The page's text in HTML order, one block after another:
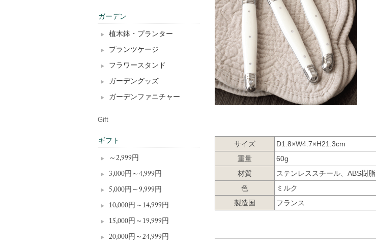
サイズ
D1.8×W4.7×H21.3cm
重量
60g
材質
ステンレススチール、ABS樹脂
色
ミルク
製造国
フランス
ガーデン
植木鉢・プランター
プランツケージ
フラワースタンド
ガーデングッズ
ガーデンファニチャー
Gift
ギフト
～2,999円
3,000円～4,999円
5,000円～9,999円
10,000円～14,999円
15,000円～19,999円
20,000円～24,999円